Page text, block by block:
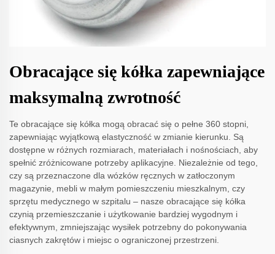
Obracające się kółka zapewniające
maksymalną zwrotność
Te obracające się kółka mogą obracać się o pełne 360 stopni,
zapewniając wyjątkową elastyczność w zmianie kierunku. Są
dostępne w różnych rozmiarach, materiałach i nośnościach, aby
spełnić zróżnicowane potrzeby aplikacyjne. Niezależnie od tego,
czy są przeznaczone dla wózków ręcznych w zatłoczonym
magazynie, mebli w małym pomieszczeniu mieszkalnym, czy
sprzętu medycznego w szpitalu – nasze obracające się kółka
czynią przemieszczanie i użytkowanie bardziej wygodnym i
efektywnym, zmniejszając wysiłek potrzebny do pokonywania
ciasnych zakrętów i miejsc o ograniczonej przestrzeni.